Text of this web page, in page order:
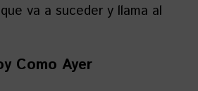
va a suceder y llama al
Como Ayer